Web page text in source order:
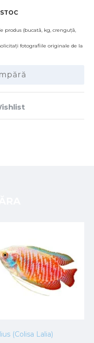
produs (bucată, kg, crenguță,
fotografiile originale de la
(Colisa Lalia)